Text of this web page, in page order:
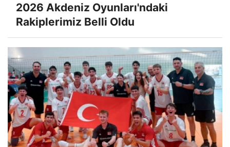
2026 Akdeniz Oyunları'ndaki
Rakiplerimiz Belli Oldu